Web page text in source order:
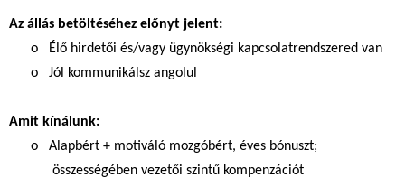
Az állás betöltéséhez előnyt jelent:
o Élő hirdetői és/vagy ügynökségi kapcsolatrendszered van
o Jól kommunikálsz angolul
Amit kínálunk:
o Alapbért + motiváló mozgóbért, éves bónuszt;
összességében vezetői szintű kompenzációt